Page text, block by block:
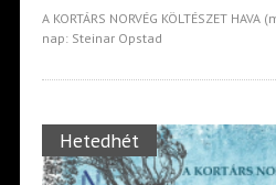
A KORTÁRS NORVÉG KÖLTÉSZET
nap: Steinar Opstad
Hetedhét